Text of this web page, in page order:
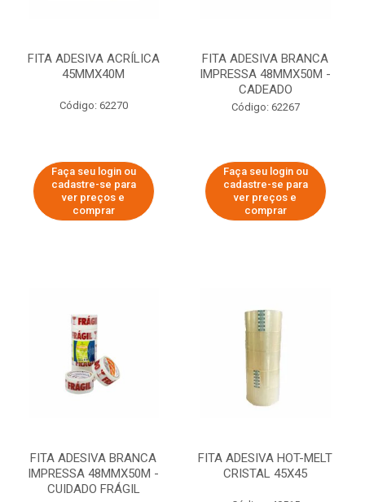
FITA ADESIVA ACRÍLICA
45MMX40M
Código: 62270
Faça seu login ou
cadastre-se para
ver preços e
comprar
FITA ADESIVA BRANCA
IMPRESSA 48MMX50M -
CADEADO
Código: 62267
Faça seu login ou
cadastre-se para
ver preços e
comprar
FITA ADESIVA BRANCA
IMPRESSA 48MMX50M -
CUIDADO FRÁGIL
FITA ADESIVA HOT-MELT
CRISTAL 45X45